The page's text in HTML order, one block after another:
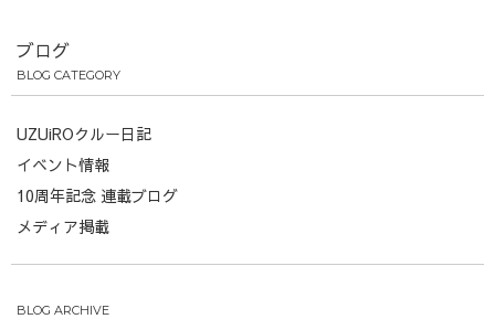
ブログ
BLOG CATEGORY
UZUiROクルー日記
イベント情報
10周年記念 連載ブログ
メディア掲載
BLOG ARCHIVE